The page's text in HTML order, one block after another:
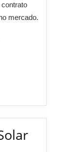
mercado.